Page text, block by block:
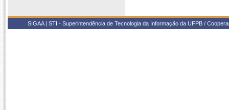
SIGAA | STI - Superintendência de Tecnologia da Informação da UFPB /